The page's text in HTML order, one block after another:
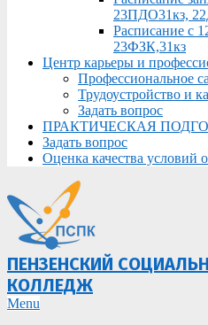
23ПДО31кз,
Расписание с
23ФЗК,31кз
Центр карьеры и
Профессиональное
Трудоустройство и
Задать вопрос
ПРАКТИЧЕСКАЯ
Задать вопрос
Оценка качества условий
ПЕНЗЕНСКИЙ
КОЛЛЕДЖ
Primary
Menu